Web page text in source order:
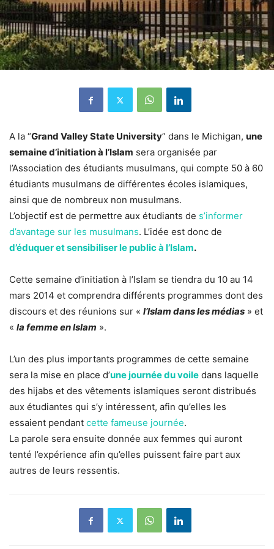
A la “Grand Valley State University” dans le Michigan, une
semaine d’initiation à l’Islam sera organisée par
l’Association des étudiants musulmans, qui compte 50 à 60
étudiants musulmans de différentes écoles islamiques,
ainsi que de nombreux non musulmans.
L’objectif est de permettre aux étudiants de s’informer
d’avantage sur les musulmans. L’idée est donc de
d’éduquer et sensibiliser le public à l’Islam.
Cette semaine d’initiation à l’Islam se tiendra du 10 au 14
mars 2014 et comprendra différents programmes dont des
discours et des réunions sur « l’Islam dans les médias » et
« la femme en Islam ».
L’un des plus importants programmes de cette semaine
sera la mise en place d’une journée du voile dans laquelle
des hijabs et des vêtements islamiques seront distribués
aux étudiantes qui s’y intéressent, afin qu’elles les
essaient pendant cette fameuse journée.
La parole sera ensuite donnée aux femmes qui auront
tenté l’expérience afin qu’elles puissent faire part aux
autres de leurs ressentis.